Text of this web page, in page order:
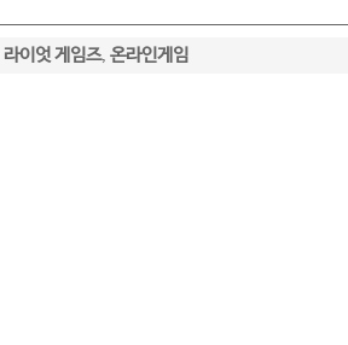
라이엇 게임즈, 온라인게임